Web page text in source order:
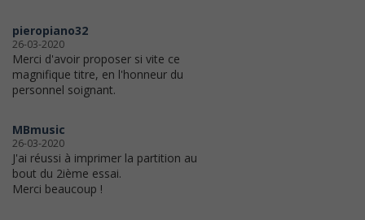
pieropiano32
26-03-2020
Merci d'avoir proposer si vite ce
magnifique titre, en l'honneur du
personnel soignant.
MBmusic
26-03-2020
J'ai réussi à imprimer la partition au
bout du 2ième essai.
Merci beaucoup !